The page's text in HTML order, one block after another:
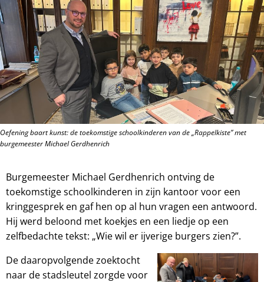
Oefening baart kunst: de toekomstige schoolkinderen van de „Rappelkiste” met
burgemeester Michael Gerdhenrich
Burgemeester Michael Gerdhenrich ontving de
toekomstige schoolkinderen in zijn kantoor voor een
kringgesprek en gaf hen op al hun vragen een antwoord.
Hij werd beloond met koekjes en een liedje op een
zelfbedachte tekst: „Wie wil er ijverige burgers zien?”.
De daaropvolgende zoektocht
naar de stadsleutel zorgde voor